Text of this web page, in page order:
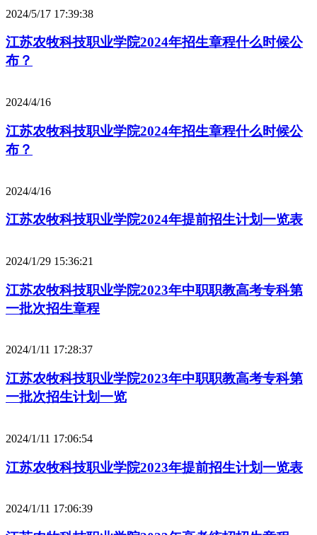
2024/5/17 17:39:38
江苏农牧科技职业学院2024年招生章程什么时候公
布？
2024/4/16
江苏农牧科技职业学院2024年招生章程什么时候公
布？
2024/4/16
江苏农牧科技职业学院2024年提前招生计划一览表
2024/1/29 15:36:21
江苏农牧科技职业学院2023年中职职教高考专科第
一批次招生章程
2024/1/11 17:28:37
江苏农牧科技职业学院2023年中职职教高考专科第
一批次招生计划一览
2024/1/11 17:06:54
江苏农牧科技职业学院2023年提前招生计划一览表
2024/1/11 17:06:39